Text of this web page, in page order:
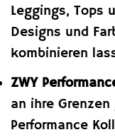
Leggings, Tops
Designs und
kombinieren
ZWY
an ihre
Performance